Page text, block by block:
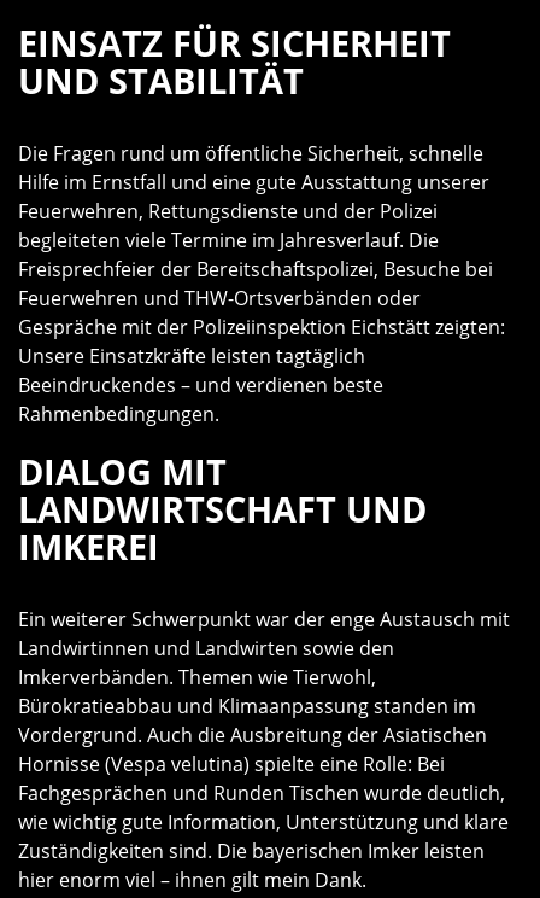
EINSATZ FÜR SICHERHEIT
UND STABILITÄT
Die Fragen rund um öffentliche Sicherheit, schnelle
Hilfe im Ernstfall und eine gute Ausstattung unserer
Feuerwehren, Rettungsdienste und der Polizei
begleiteten viele Termine im Jahresverlauf. Die
Freisprechfeier der Bereitschaftspolizei, Besuche bei
Feuerwehren und THW-Ortsverbänden oder
Gespräche mit der Polizeiinspektion Eichstätt zeigten:
Unsere Einsatzkräfte leisten tagtäglich
Beeindruckendes – und verdienen beste
Rahmenbedingungen.
DIALOG MIT
LANDWIRTSCHAFT UND
IMKEREI
Ein weiterer Schwerpunkt war der enge Austausch mit
Landwirtinnen und Landwirten sowie den
Imkerverbänden. Themen wie Tierwohl,
Bürokratieabbau und Klimaanpassung standen im
Vordergrund. Auch die Ausbreitung der Asiatischen
Hornisse (Vespa velutina) spielte eine Rolle: Bei
Fachgesprächen und Runden Tischen wurde deutlich,
wie wichtig gute Information, Unterstützung und klare
Zuständigkeiten sind. Die bayerischen Imker leisten
hier enorm viel – ihnen gilt mein Dank.